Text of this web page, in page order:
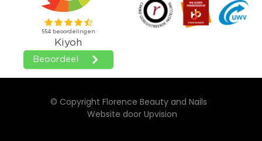
© Copyright Florence Beauty and Nails
Website door Upvision